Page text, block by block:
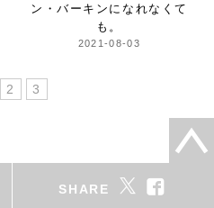
ン・バーキンになれなくて
も。
2021-08-03
2 3
SHARE